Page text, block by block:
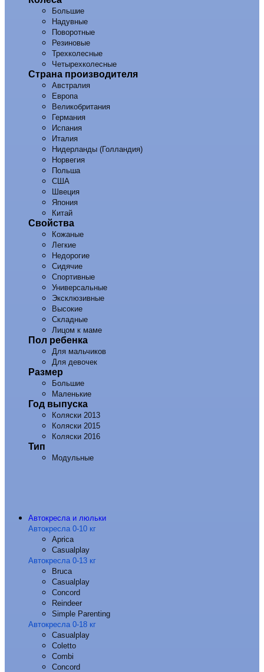
Большие
Надувные
Поворотные
Резиновые
Трехколесные
Четырехколесные
Страна производителя
Австралия
Европа
Великобритания
Германия
Испания
Италия
Нидерланды (Голландия)
Норвегия
Польша
США
Швеция
Япония
Китай
Свойства
Кожаные
Легкие
Недорогие
Сидячие
Спортивные
Универсальные
Эксклюзивные
Высокие
Складные
Лицом к маме
Пол ребенка
Для мальчиков
Для девочек
Размер
Большие
Маленькие
Год выпуска
Коляски 2013
Коляски 2015
Коляски 2016
Тип
Модульные
Автокресла и люльки
Автокресла 0-10 кг
Aprica
Casualplay
Автокресла 0-13 кг
Bruca
Casualplay
Concord
Reindeer
Simple Parenting
Автокресла 0-18 кг
Casualplay
Coletto
Combi
Concord